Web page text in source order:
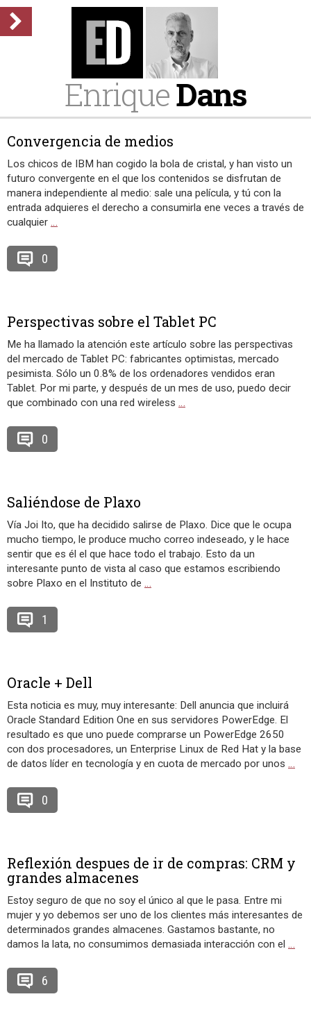
EnriqueDans
Convergencia de medios
Los chicos de IBM han cogido la bola de cristal, y han visto un
futuro convergente en el que los contenidos se disfrutan de
manera independiente al medio: sale una película, y tú con la
entrada adquieres el derecho a consumirla ene veces a través de
cualquier …
0
Perspectivas sobre el Tablet PC
Me ha llamado la atención este artículo sobre las perspectivas
del mercado de Tablet PC: fabricantes optimistas, mercado
pesimista. Sólo un 0.8% de los ordenadores vendidos eran
Tablet. Por mi parte, y después de un mes de uso, puedo decir
que combinado con una red wireless …
0
Saliéndose de Plaxo
Vía Joi Ito, que ha decidido salirse de Plaxo. Dice que le ocupa
mucho tiempo, le produce mucho correo indeseado, y le hace
sentir que es él el que hace todo el trabajo. Esto da un
interesante punto de vista al caso que estamos escribiendo
sobre Plaxo en el Instituto de …
1
Oracle + Dell
Esta noticia es muy, muy interesante: Dell anuncia que incluirá
Oracle Standard Edition One en sus servidores PowerEdge. El
resultado es que uno puede comprarse un PowerEdge 2650
con dos procesadores, un Enterprise Linux de Red Hat y la base
de datos líder en tecnología y en cuota de mercado por unos …
0
Reflexión despues de ir de compras: CRM y
grandes almacenes
Estoy seguro de que no soy el único al que le pasa. Entre mi
mujer y yo debemos ser uno de los clientes más interesantes de
determinados grandes almacenes. Gastamos bastante, no
damos la lata, no consumimos demasiada interacción con el …
6